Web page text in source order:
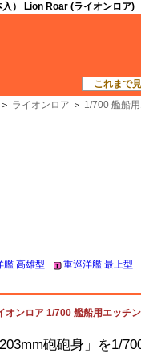
） Lion Roar (ライオンロア)
＞ ライオンロア ＞ 1/700 艦船
艦 高雄型 重巡洋艦 最上型
オンロア 1/700 艦船用エッチ
砲砲身」を1/
これまで